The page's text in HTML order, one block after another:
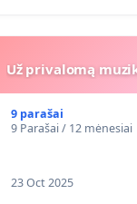
Už privalomą
9 parašai
9 Parašai / 12 mėnesiai
23 Oct 2025